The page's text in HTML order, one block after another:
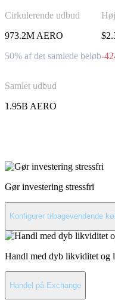
Cirkulerende udbud
973.2M AERO
50% af det samlede beløb-
Samlet udbud
1.95B AERO
Gør investering stressfri
Konfigurer tilbagevendende
Handl med dyb likviditet og
Handel på Exchange